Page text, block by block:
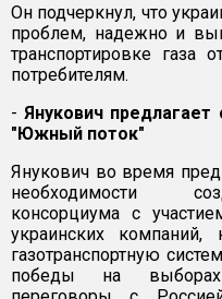
Он подчеркнул, что
проблем, надежно и
транспортировке газа
потребителям.
- Янукович
"Южный поток"
Янукович во время
необходимости
консорциума с
украинских
газотранспортную
победы на выборах